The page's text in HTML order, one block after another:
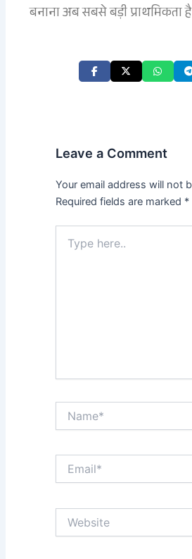
बनाना अब सबसे बड़ी प्राथमिकता
Leave a Comment
Your email address will not
Required fields are marked *
here..